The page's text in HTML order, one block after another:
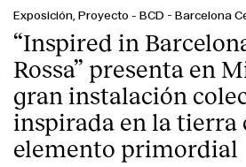
Contacto
Exposición, Proyecto - BCD - Barcelona
“Inspired in
Rossa” presenta en
gran instalación
inspirada en la tierra
elemento primordial